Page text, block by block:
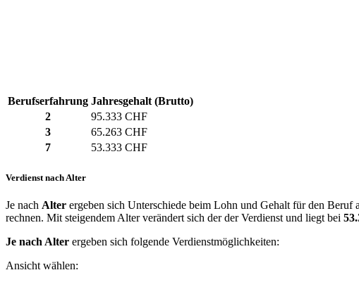
Berufserfahrung Jahresgehalt (Brutto)
2
95.333 CHF
3
65.263 CHF
7
53.333 CHF
Verdienst nach Alter
Je nach Alter ergeben sich Unterschiede beim Lohn und Gehalt für den
rechnen. Mit steigendem Alter verändert sich der der Verdienst und liegt bei
Je nach Alter ergeben sich folgende Verdienstmöglichkeiten:
Ansicht wählen: